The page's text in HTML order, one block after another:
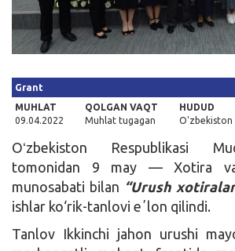
Grant
MUHLAT
09.04.2022
QOLGAN VAQT
Muhlat tugagan
HUDUD
O'zbekiston
Oʻzbekiston Respublikasi
tomonidan 9 may — Xotira
munosabati bilan “Urush
ishlar ko‘rik-tanlovi eʼlon qilindi.
Tanlov Ikkinchi jahon urushi